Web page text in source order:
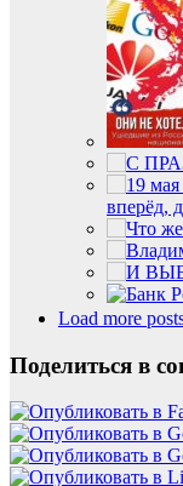
вперёд,
Load more
Поделиться в